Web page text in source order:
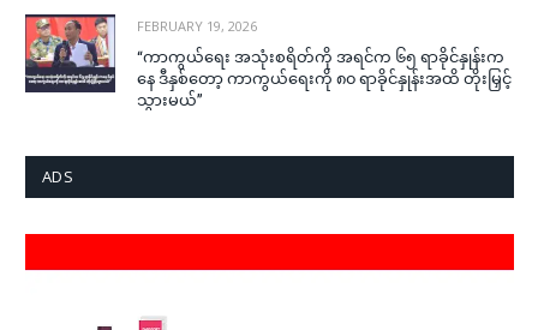
FEBRUARY 19, 2026
“ကာကွယ်ရေး အသုံးစရိတ်ကို အရင်က ၆၅ ရာခိုင်နှုန်းက
နေ ဒီနှစ်တော့ ကာကွယ်ရေးကို ၈၀ ရာခိုင်နှုန်းအထိ တိုးမြှင့်
သွားမယ်”
ADS